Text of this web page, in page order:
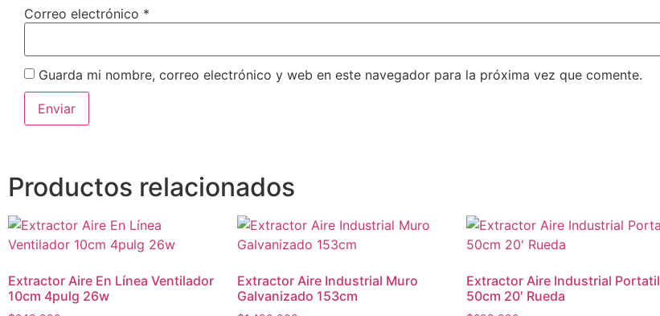
Correo electrónico *
Guarda mi nombre, correo electrónico y web en este navegador para la próxima vez que comente.
Productos relacionados
Extractor Aire En Línea Ventilador
10cm 4pulg 26w
Extractor Aire Industrial Muro
Galvanizado 153cm
Extractor Aire Industrial Portatil
50cm 20′ Rueda